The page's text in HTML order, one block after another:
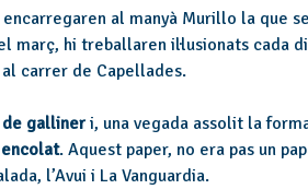
al manyà Murillo la que
hi treballaren il·lusionats cada
carrer de Capellades.
gallineri, una vegada assolit la
. Aquest paper, no era pas un
l’Avui i La Vanguardia.